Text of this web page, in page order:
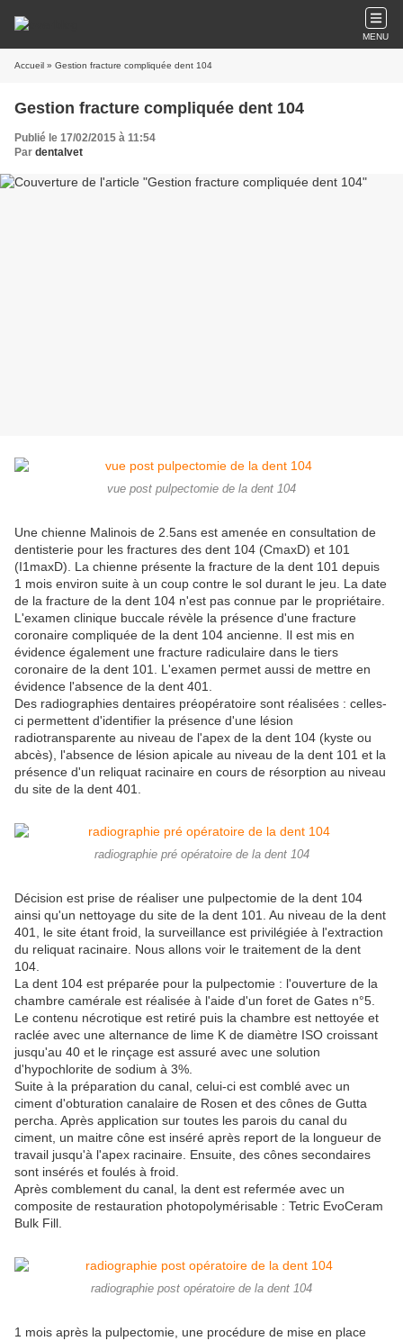
MENU
Accueil » Gestion fracture compliquée dent 104
Gestion fracture compliquée dent 104
Publié le 17/02/2015 à 11:54
Par dentalvet
vue post pulpectomie de la dent 104
Une chienne Malinois de 2.5ans est amenée en consultation de
dentisterie pour les fractures des dent 104 (CmaxD) et 101
(I1maxD). La chienne présente la fracture de la dent 101 depuis
1 mois environ suite à un coup contre le sol durant le jeu. La date
de la fracture de la dent 104 n'est pas connue par le propriétaire.
L'examen clinique buccale révèle la présence d'une fracture
coronaire compliquée de la dent 104 ancienne. Il est mis en
évidence également une fracture radiculaire dans le tiers
coronaire de la dent 101. L'examen permet aussi de mettre en
évidence l'absence de la dent 401.
Des radiographies dentaires préopératoire sont réalisées : celles-
ci permettent d'identifier la présence d'une lésion
radiotransparente au niveau de l'apex de la dent 104 (kyste ou
abcès), l'absence de lésion apicale au niveau de la dent 101 et la
présence d'un reliquat racinaire en cours de résorption au niveau
du site de la dent 401.
radiographie pré opératoire de la dent 104
Décision est prise de réaliser une pulpectomie de la dent 104
ainsi qu'un nettoyage du site de la dent 101. Au niveau de la dent
401, le site étant froid, la surveillance est privilégiée à l'extraction
du reliquat racinaire. Nous allons voir le traitement de la dent
104.
La dent 104 est préparée pour la pulpectomie : l'ouverture de la
chambre camérale est réalisée à l'aide d'un foret de Gates n°5.
Le contenu nécrotique est retiré puis la chambre est nettoyée et
raclée avec une alternance de lime K de diamètre ISO croissant
jusqu'au 40 et le rinçage est assuré avec une solution
d'hypochlorite de sodium à 3%.
Suite à la préparation du canal, celui-ci est comblé avec un
ciment d'obturation canalaire de Rosen et des cônes de Gutta
percha. Après application sur toutes les parois du canal du
ciment, un maitre cône est inséré après report de la longueur de
travail jusqu'à l'apex racinaire. Ensuite, des cônes secondaires
sont insérés et foulés à froid.
Après comblement du canal, la dent est refermée avec un
composite de restauration photopolymérisable : Tetric EvoCeram
Bulk Fill.
radiographie post opératoire de la dent 104
1 mois après la pulpectomie, une procédure de mise en place